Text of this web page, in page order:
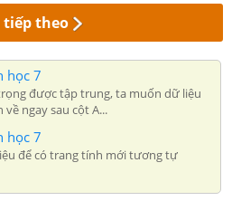
tiếp theo
học 7
được tập trung, ta muốn dữ liệu
ngay sau cột A...
học 7
để có trang tính mới tương tự